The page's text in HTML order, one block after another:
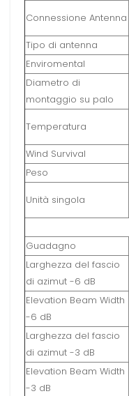
Connessione Antenna
Tipo di antenna
Enviromental
Diametro di
montaggio su palo
Temperatura
Wind Survival
Peso
Unità singola
Guadagno
Larghezza del fascio
di azimut -6 dB
Elevation Beam Width
-6 dB
Larghezza del fascio
di azimut -3 dB
Elevation Beam Width
-3 dB